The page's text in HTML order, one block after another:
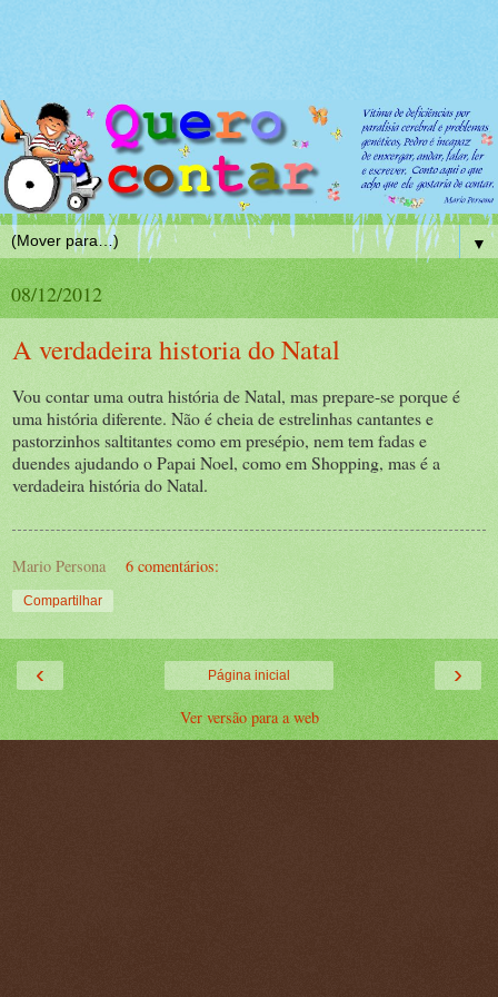
▼
08/12/2012
A verdadeira historia do Natal
Vou contar uma outra história de Natal, mas prepare-se porque é
uma história diferente. Não é cheia de estrelinhas cantantes e
pastorzinhos saltitantes como em presépio, nem tem fadas e
duendes ajudando o Papai Noel, como em Shopping, mas é a
verdadeira história do Natal.
Mario Persona 6 comentários:
Compartilhar
‹ ›
Página inicial
Ver versão para a web